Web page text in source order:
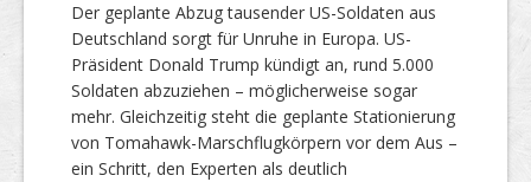
Der geplante Abzug tausender US-Soldaten aus
Deutschland sorgt für Unruhe in Europa. US-
Präsident Donald Trump kündigt an, rund 5.000
Soldaten abzuziehen – möglicherweise sogar
mehr. Gleichzeitig steht die geplante Stationierung
von Tomahawk-Marschflugkörpern vor dem Aus –
ein Schritt, den Experten als deutlich